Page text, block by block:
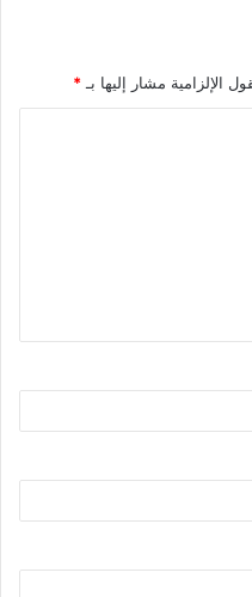
الإلزامية مشار إليها بـ *